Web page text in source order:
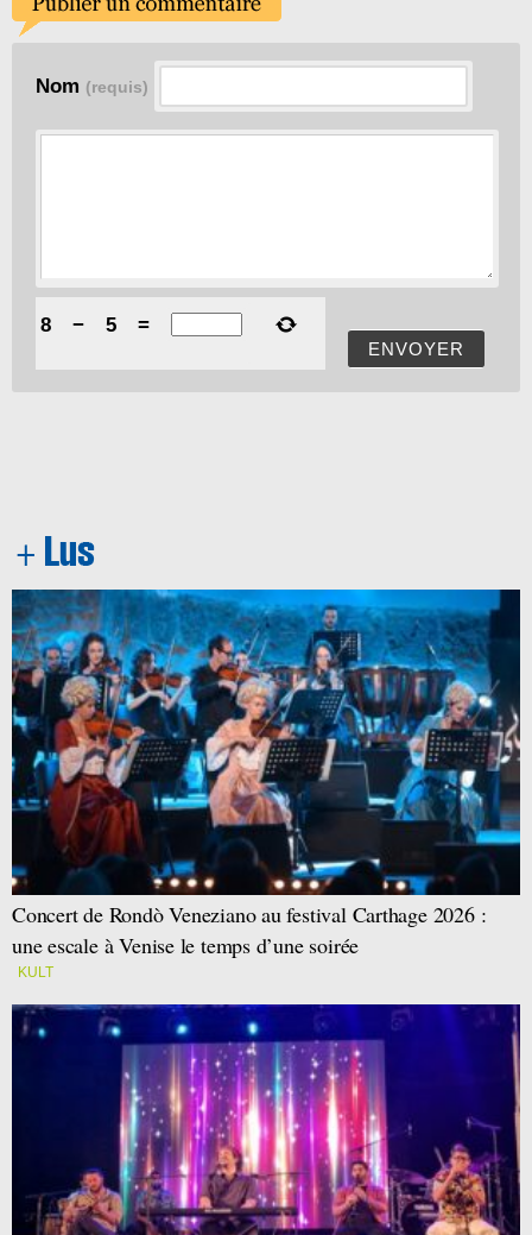
Nom (requis)
ENVOYER
8 − 5 =
Concert de Rondò Veneziano au festival Carthage 2026 :
une escale à Venise le temps d’une soirée
KULT